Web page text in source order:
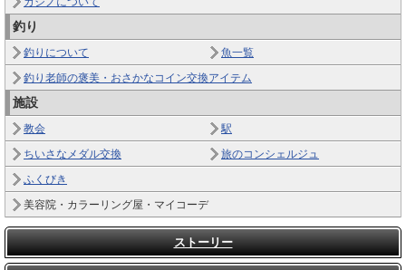
釣り
釣りについて
魚一覧
釣り老師の褒美・おさかなコイン交換アイテム
施設
教会
駅
ちいさなメダル交換
旅のコンシェルジュ
ふくびき
美容院・カラーリング屋・マイコーデ
ストーリー